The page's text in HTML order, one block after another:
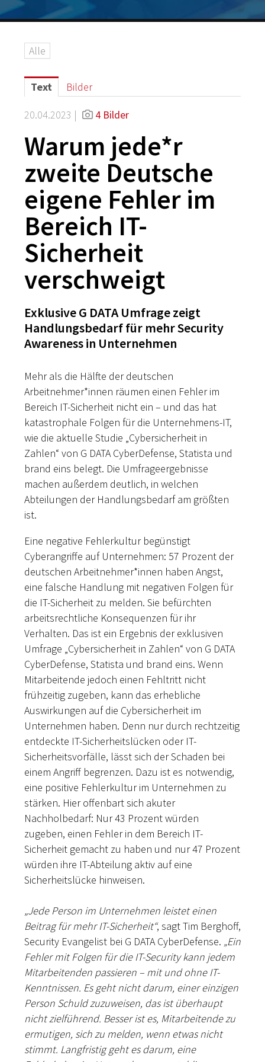
Logos
IT-Security
G DATA Campus
Kontakt
Alle
Text Bilder
20.04.2023 | 4 Bilder
Warum jede*r
zweite Deutsche
eigene Fehler im
Bereich IT-
Sicherheit
verschweigt
Exklusive G DATA Umfrage zeigt
Handlungsbedarf für mehr Security
Awareness in Unternehmen
Mehr als die Hälfte der deutschen
Arbeitnehmer*innen räumen einen Fehler im
Bereich IT-Sicherheit nicht ein – und das hat
katastrophale Folgen für die Unternehmens-IT,
wie die aktuelle Studie „Cybersicherheit in
Zahlen“ von G DATA CyberDefense, Statista und
brand eins belegt. Die Umfrageergebnisse
machen außerdem deutlich, in welchen
Abteilungen der Handlungsbedarf am größten
ist.
Eine negative Fehlerkultur begünstigt
Cyberangriffe auf Unternehmen: 57 Prozent der
deutschen Arbeitnehmer*innen haben Angst,
eine falsche Handlung mit negativen Folgen für
die IT-Sicherheit zu melden. Sie befürchten
arbeitsrechtliche Konsequenzen für ihr
Verhalten. Das ist ein Ergebnis der exklusiven
Umfrage „Cybersicherheit in Zahlen“ von G DATA
CyberDefense, Statista und brand eins. Wenn
Mitarbeitende jedoch einen Fehltritt nicht
frühzeitig zugeben, kann das erhebliche
Auswirkungen auf die Cybersicherheit im
Unternehmen haben. Denn nur durch rechtzeitig
entdeckte IT-Sicherheitslücken oder IT-
Sicherheitsvorfälle, lässt sich der Schaden bei
einem Angriff begrenzen. Dazu ist es notwendig,
eine positive Fehlerkultur im Unternehmen zu
stärken. Hier offenbart sich akuter
Nachholbedarf: Nur 43 Prozent würden
zugeben, einen Fehler in dem Bereich IT-
Sicherheit gemacht zu haben und nur 47 Prozent
würden ihre IT-Abteilung aktiv auf eine
Sicherheitslücke hinweisen.
„Jede Person im Unternehmen leistet einen
Beitrag für mehr IT-Sicherheit“, sagt Tim Berghoff,
Security Evangelist bei G DATA CyberDefense. „Ein
Fehler mit Folgen für die IT-Security kann jedem
Mitarbeitenden passieren – mit und ohne IT-
Kenntnissen. Es geht nicht darum, einer einzigen
Person Schuld zuzuweisen, das ist überhaupt
nicht zielführend. Besser ist es, Mitarbeitende zu
ermutigen, sich zu melden, wenn etwas nicht
stimmt. Langfristig geht es darum, eine